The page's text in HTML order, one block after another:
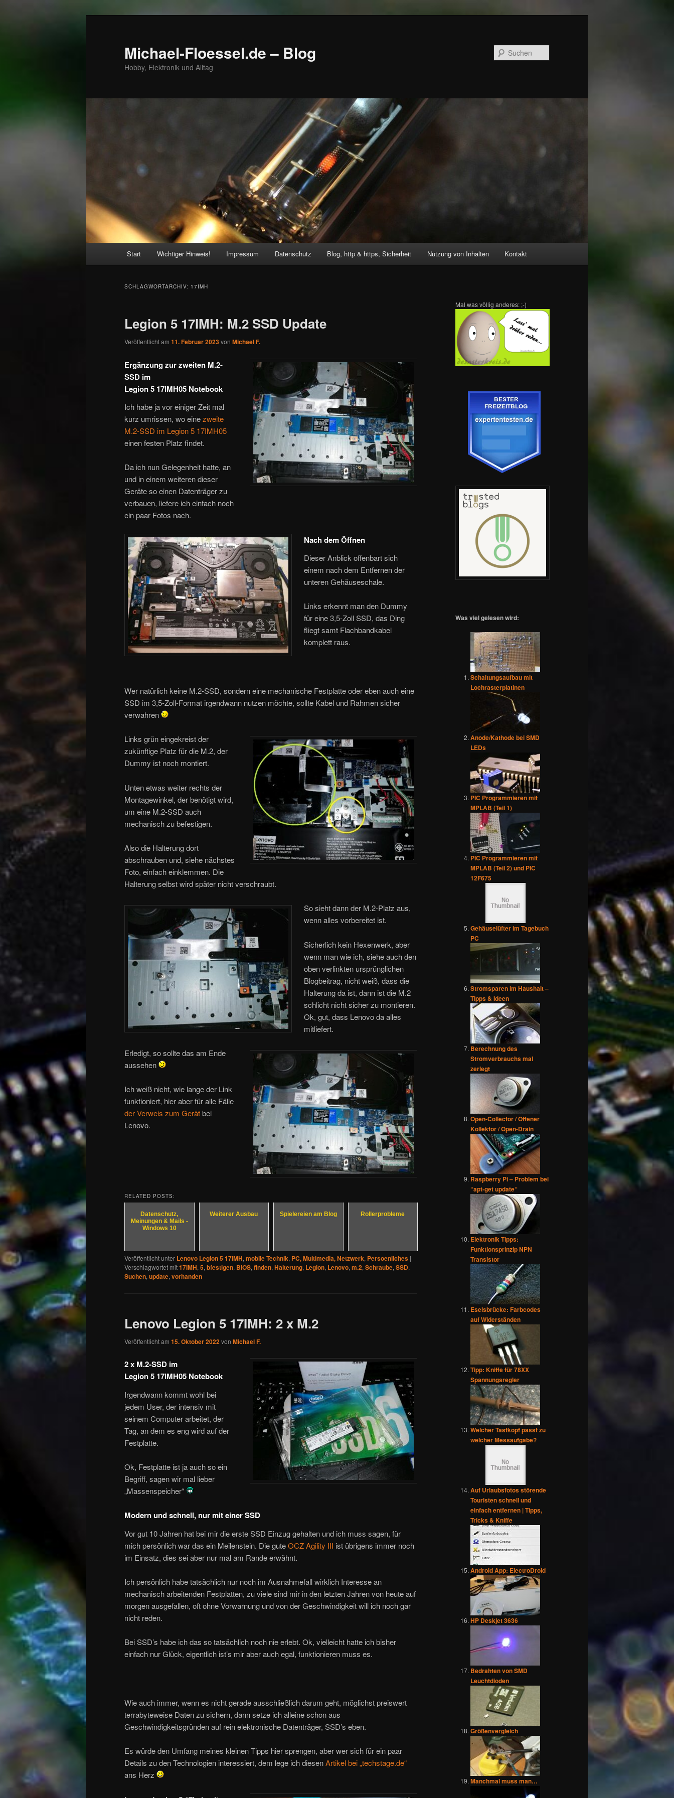
Michael-Floessel.de – Blog
Hobby, Elektronik und Alltag
Start Wichtiger Hinweis! Impressum Datenschutz Blog, http & https, Sicherheit Nutzung von Inhalten Kontakt
SCHLAGWORTARCHIV: 17IMH
Legion 5 17IMH: M.2 SSD Update
Veröffentlicht am 11. Februar 2023von Michael F.
Ergänzung zur zweiten M.2-
SSD im
Legion 5 17IMH05 Notebook
Ich habe ja vor einiger Zeit mal
kurz umrissen, wo einezweite
M.2-SSD im Legion 5 17IMH05
einen festen Platz findet.
Da ich nun Gelegenheit hatte, an
und in einem weiteren dieser
Geräte so einen Datenträger zu
verbauen, liefere ich einfach noch
ein paar Fotos nach.
Nach dem Öffnen
Dieser Anblick offenbart sich
einem nach dem Entfernen der
unteren Gehäuseschale.
Links erkennt man den Dummy
für eine 3,5-Zoll SSD, das Ding
fliegt samt Flachbandkabel
komplett raus.
Wer natürlich keine M.2-SSD, sondern eine mechanische Festplatte oder eben auch eine
SSD im 3,5-Zoll-Format irgendwann nutzen möchte, sollte Kabel und Rahmen sicher
verwahren
Links grün eingekreist der
zukünftige Platz für die M.2, der
Dummy ist noch montiert.
Unten etwas weiter rechts der
Montagewinkel, der benötigt wird,
um eine M.2-SSD auch
mechanisch zu befestigen.
Also die Halterung dort
abschrauben und, siehe nächstes
Foto, einfach einklemmen. Die
Halterung selbst wird später nicht verschraubt.
So sieht dann der M.2-Platz aus,
wenn alles vorbereitet ist.
Sicherlich kein Hexenwerk, aber
wenn man wie ich, siehe auch den
oben verlinkten ursprünglichen
Blogbeitrag, nicht weiß, dass die
Halterung da ist, dann ist die M.2
schlicht nicht sicher zu montieren.
Ok, gut, dass Lenovo da alles
mitliefert.
Erledigt, so sollte das am Ende
aussehen
Ich weiß nicht, wie lange der Link
funktioniert, hier aber für alle Fälle
der Verweis zum Gerätbei
Lenovo.
RELATED POSTS:
Datenschutz,
Meinungen & Mails -
Windows 10
Weiterer Ausbau Spielereien am Blog Rollerprobleme
Veröffentlicht unter Lenovo Legion 5 17IMH,mobile Technik, PC, Multimedia, Netzwerk, Persoenliches |
Verschlagwortet mit17IMH,5,bfestigen, BIOS,finden,Halterung, Legion, Lenovo,m.2,Schraube,SSD,
Suchen,update,vorhanden
Lenovo Legion 5 17IMH: 2 x M.2
Veröffentlicht am 15. Oktober 2022von Michael F.
2 x M.2-SSD im
Legion 5 17IMH05 Notebook
Irgendwann kommt wohl bei
jedem User, der intensiv mit
seinem Computer arbeitet, der
Tag, an dem es eng wird auf der
Festplatte.
Ok, Festplatte ist ja auch so ein
Begriff, sagen wir mal lieber
„Massenspeicher“
Modern und schnell, nur mit einer SSD
Vor gut 10 Jahren hat bei mir die erste SSD Einzug gehalten und ich muss sagen, für
mich persönlich war das ein Meilenstein. Die guteOCZ Agility III ist übrigens immer noch
im Einsatz, dies sei aber nur mal am Rande erwähnt.
Ich persönlich habe tatsächlich nur noch im Ausnahmefall wirklich Interesse an
mechanisch arbeitenden Festplatten, zu viele sind mir in den letzten Jahren von heute auf
morgen ausgefallen, oft ohne Vorwarnung und von der Geschwindigkeit will ich noch gar
nicht reden.
Bei SSD’s habe ich das so tatsächlich noch nie erlebt. Ok, vielleicht hatte ich bisher
einfach nur Glück, eigentlich ist’s mir aber auch egal, funktionieren muss es.
Wie auch immer, wenn es nicht gerade ausschließlich darum geht, möglichst preiswert
terrabyteweise Daten zu sichern, dann setze ich alleine schon aus
Geschwindigkeitsgründen auf rein elektronische Datenträger, SSD’s eben.
Es würde den Umfang meines kleinen Tipps hier sprengen, aber wer sich für ein paar
Details zu den Technologien interessiert, dem lege ich diesenArtikel bei „techstage.de“
ans Herz
Mal was völlig anderes: ;-)
Was viel gelesen wird:
Schaltungsaufbau mit
Lochrasterplatinen
Anode/Kathode bei SMD
LEDs
PIC Programmieren mit
MPLAB (Teil 1)
PIC Programmieren mit
MPLAB (Teil 2) und PIC
12F675
Gehäuselüfter im Tagebuch
PC
Stromsparen im Haushalt –
Tipps & Ideen
Berechnung des
Stromverbrauchs mal
zerlegt
Open-Collector / Offener
Kollektor / Open-Drain
Raspberry Pi – Problem bei
“apt-get update“
Elektronik Tipps:
Funktionsprinzip NPN
Transistor
Eselsbrücke: Farbcodes
auf Widerständen
Tipp: Kniffe für 78XX
Spannungsregler
Welcher Tastkopf passt zu
welcher Messaufgabe?
Auf Urlaubsfotos störende
Touristen schnell und
einfach entfernen | Tipps,
Tricks & Kniffe
Android App: ElectroDroid
HP Deskjet 3636
Bedrahten von SMD
Leuchtdioden
Größenvergleich
Manchmal muss man…